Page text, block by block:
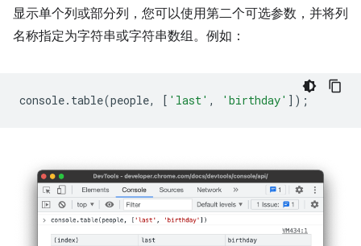
显示单个列或部分列，您可以使用第二个可选参数，并将列
名称指定为字符串或字符串数组。例如：
console. table(people, [ 'last' , 'birthday' ]);